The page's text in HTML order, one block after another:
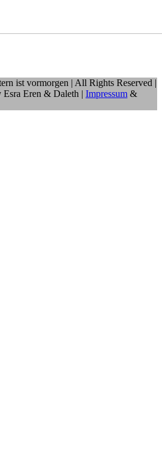
ist vormorgen | All Rights Reserved |
Eren & Daleth | Impressum &